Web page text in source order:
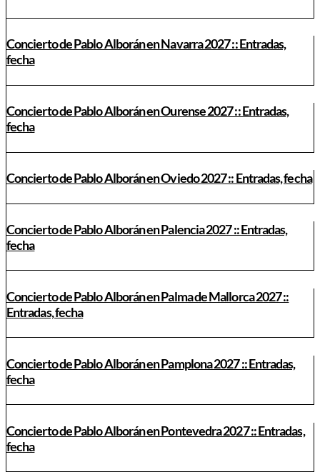
Concierto de Pablo Alborán en Navarra 2027 :: Entradas,
fecha
Concierto de Pablo Alborán en Ourense 2027 :: Entradas,
fecha
Concierto de Pablo Alborán en Oviedo 2027 :: Entradas, fecha
Concierto de Pablo Alborán en Palencia 2027 :: Entradas,
fecha
Concierto de Pablo Alborán en Palma de Mallorca 2027 ::
Entradas, fecha
Concierto de Pablo Alborán en Pamplona 2027 :: Entradas,
fecha
Concierto de Pablo Alborán en Pontevedra 2027 :: Entradas,
fecha